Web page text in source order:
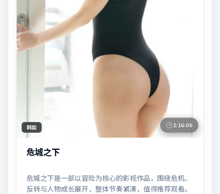
韩国 2:16:06
危城之下
危城之下是一部以冒险为核心的影视作品，围绕危机、
反转与人物成长展开，整体节奏紧凑，值得推荐观看。